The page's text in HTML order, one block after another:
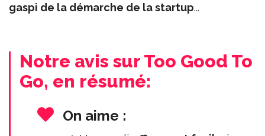
gaspi de la démarche de la startup...
Notre avis sur Too Good To
Go, en résumé:
On aime :